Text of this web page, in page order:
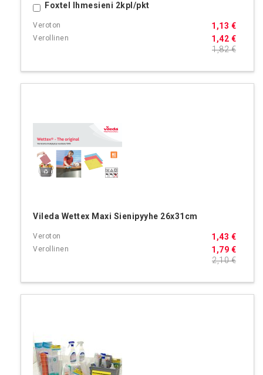
Foxtel Ihmesieni 2kpl/pkt
1,42 €
1,13 €
1,82 €
Ostoskoriin
Vileda Wettex Maxi Sienipyyhe 26x31cm
1,79 €
1,43 €
2,10 €